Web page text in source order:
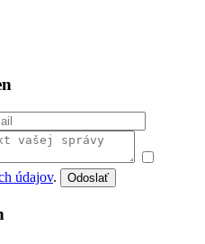
údajov. Odoslať